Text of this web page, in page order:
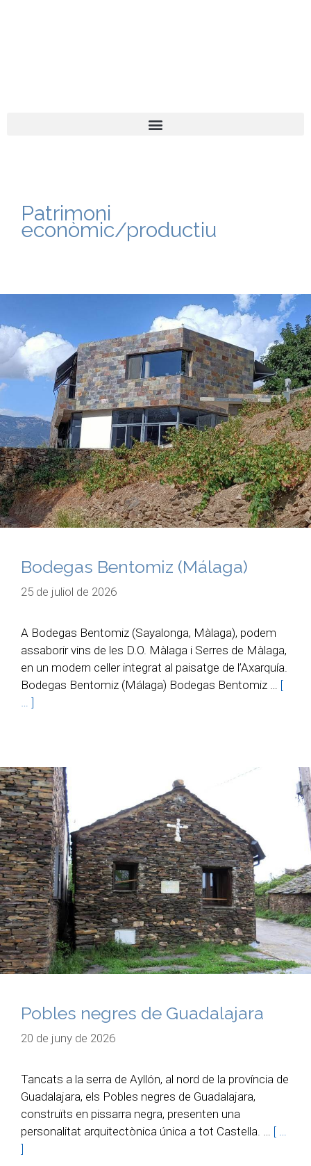
Patrimoni
econòmic/productiu
Bodegas Bentomiz (Málaga)
25 de juliol de 2026
A Bodegas Bentomiz (Sayalonga, Màlaga), podem
assaborir vins de les D.O. Màlaga i Serres de Màlaga,
en un modern celler integrat al paisatge de l’Axarquía.
Bodegas Bentomiz (Málaga) Bodegas Bentomiz … [
… ]
Pobles negres de Guadalajara
20 de juny de 2026
Tancats a la serra de Ayllón, al nord de la província de
Guadalajara, els Pobles negres de Guadalajara,
construïts en pissarra negra, presenten una
personalitat arquitectònica única a tot Castella. … [ …
]